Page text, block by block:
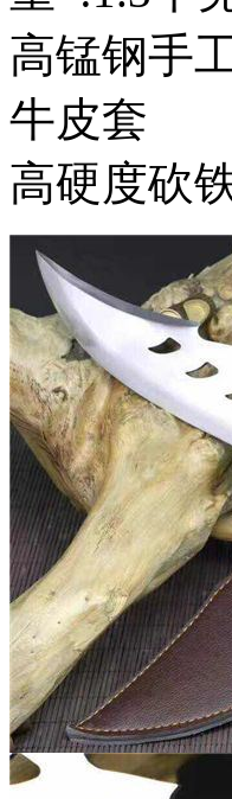
高锰钢手
牛皮套
高硬度砍